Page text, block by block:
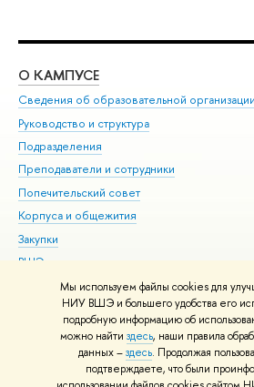
Мы используем файлы cookies для
НИУ ВШЭ и большего удобства его
подробную информацию об
можно найти здесь, наши правила
данных –здесь. Продолжая
подтверждаете, что были
О КАМПУСЕ
Сведения об образовательной организации
Руководство и структура
Подразделения
Преподаватели и сотрудники
Попечительский совет
Корпуса и общежития
Закупки
ВШЭ для студентов с ограниченными
здоровья и инвалидностью
Версия для слабовидящих
Единая платежная страница